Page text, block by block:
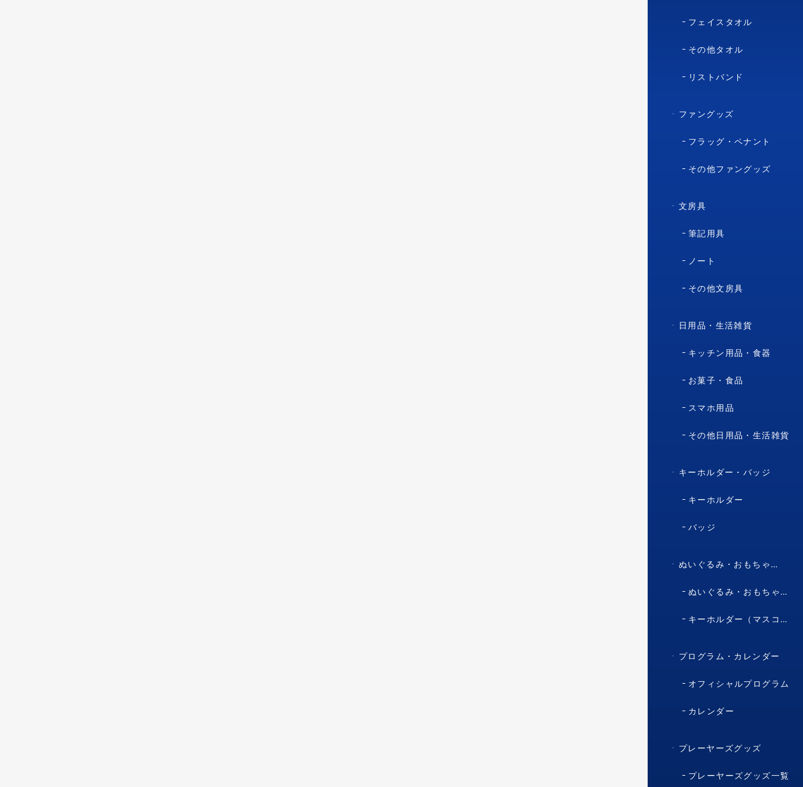
フェイスタオル
その他タオル
リストバンド
ファングッズ
フラッグ・ペナント
その他ファングッズ
文房具
筆記用具
ノート
その他文房具
日用品・生活雑貨
キッチン用品・食器
お菓子・食品
スマホ用品
その他日用品・生活雑貨
キーホルダー・バッジ
キーホルダー
バッジ
ぬいぐるみ・おもちゃ・マスコット・キャラクター
ぬいぐるみ・おもちゃ（マスコット・キャラクター）
キーホルダー（マスコット・キャラクター）
プログラム・カレンダー
オフィシャルプログラム
カレンダー
プレーヤーズグッズ
プレーヤーズグッズ一覧